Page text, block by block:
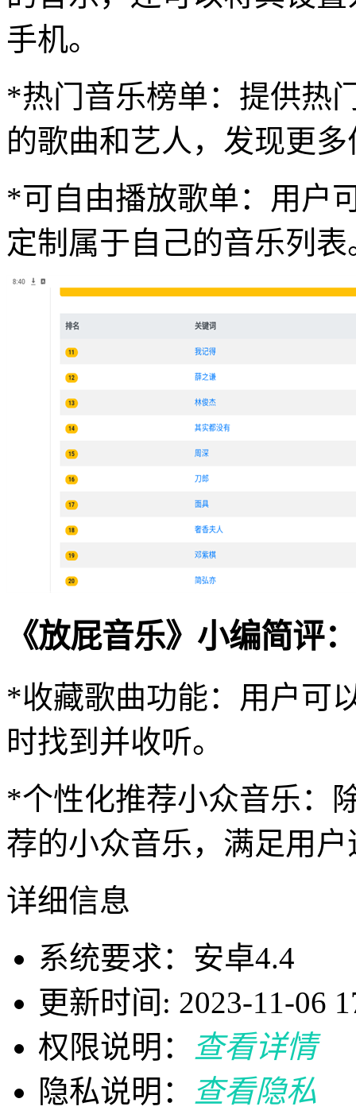
手机。
*热门音乐榜单：提供热
的歌曲和艺人，发现更
*可自由播放歌单：用户
定制属于自己的音乐列表
《放屁音乐》小编简评：
*收藏歌曲功能：用户可
时找到并收听。
*个性化推荐小众音乐：
荐的小众音乐，满足用
详细信息
系统要求：安卓4.4
更新时间: 2023-11-06
权限说明：
查看详情
隐私说明：
查看隐私